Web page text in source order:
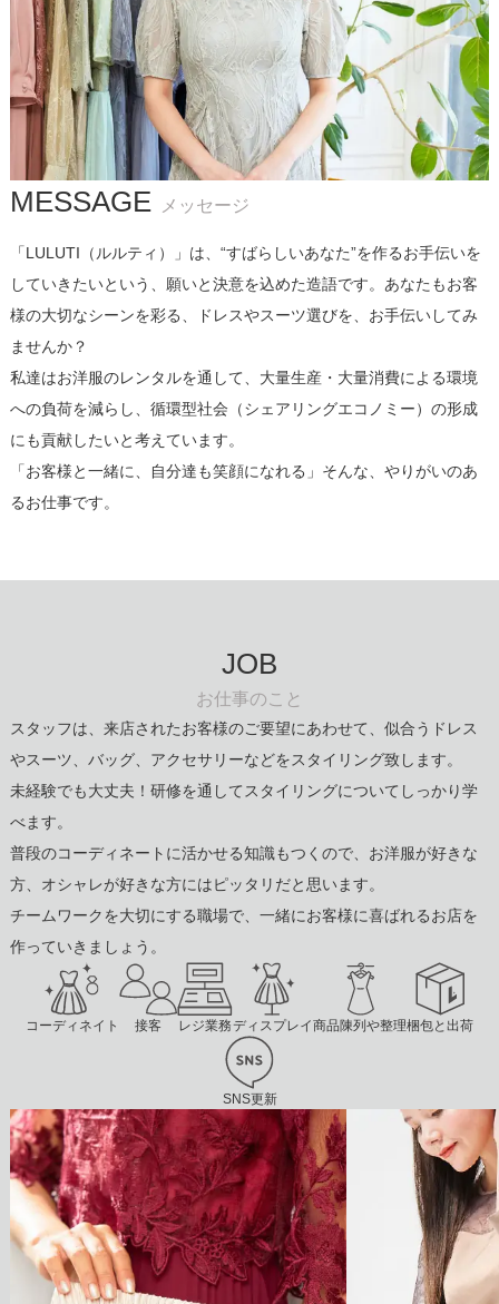
MESSAGE メッセージ
「LULUTI（ルルティ）」は、“すばらしいあなた”を作るお手伝いを
していきたいという、願いと決意を込めた造語です。あなたもお客
様の大切なシーンを彩る、ドレスやスーツ選びを、お手伝いしてみ
ませんか？
私達はお洋服のレンタルを通して、大量生産・大量消費による環境
への負荷を減らし、循環型社会（シェアリングエコノミー）の形成
にも貢献したいと考えています。
「お客様と一緒に、自分達も笑顔になれる」そんな、やりがいのあ
るお仕事です。
JOB
お仕事のこと
スタッフは、来店されたお客様のご要望にあわせて、似合うドレス
やスーツ、バッグ、アクセサリーなどをスタイリング致します。
未経験でも大丈夫！研修を通してスタイリングについてしっかり学
べます。
普段のコーディネートに活かせる知識もつくので、 お洋服が好きな
方、オシャレが好きな方にはピッタリだと思います。
チームワークを大切にする職場で、 一緒にお客様に喜ばれるお店を
作っていきましょう。
コーディネイト 接客 レジ業務ディスプレイ商品陳列や整理梱包と出荷
SNS更新